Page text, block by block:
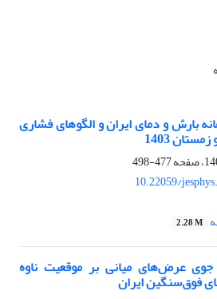
بارش و دمای ایران و الگوهای فشاری
1403
477-498
10.22059/
2.28 M
عرض‌های میانی بر موقعیت ناوه
فوق‌سنگین ایران